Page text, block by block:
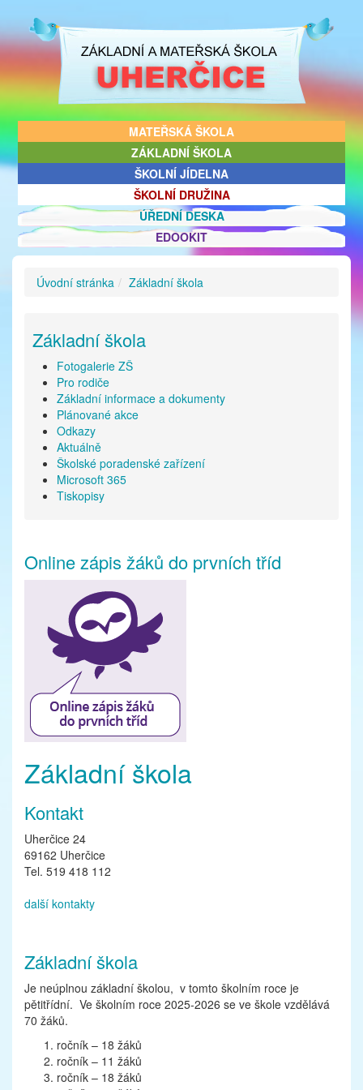
MATEŘSKÁ ŠKOLA
ZÁKLADNÍ ŠKOLA
ŠKOLNÍ JÍDELNA
ŠKOLNÍ DRUŽINA
ÚŘEDNÍ DESKA
EDOOKIT
Úvodní stránka Základní škola
Základní škola
Fotogalerie ZŠ
Pro rodiče
Základní informace a dokumenty
Plánované akce
Odkazy
Aktuálně
Školské poradenské zařízení
Microsoft 365
Tiskopisy
Online zápis žáků do prvních tříd
Základní škola
Kontakt
Uherčice 24
69162 Uherčice
Tel. 519 418 112
další kontakty
Základní škola
Je neúplnou základní školou, v tomto školním roce je
pětitřídní. Ve školním roce 2025-2026 se ve škole vzdělává
70 žáků.
ročník – 18 žáků
ročník – 11 žáků
ročník – 18 žáků